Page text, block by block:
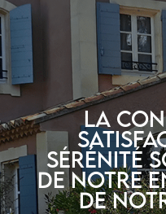
La
sérénité
de notre
de